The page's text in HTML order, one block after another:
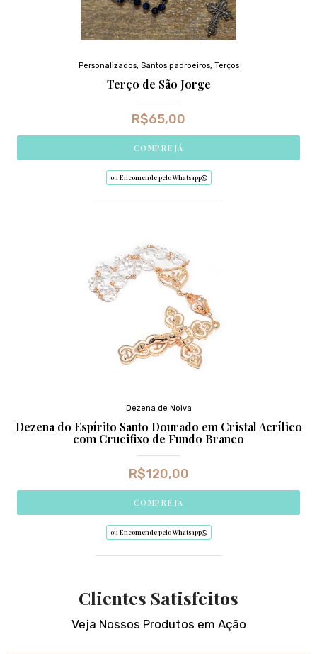
Personalizados, Santos padroeiros, Terços
Terço de São Jorge
R$65,00
COMPRE JÁ
ou Encomende pelo Whatsapp
Dezena de Noiva
Dezena do Espírito Santo Dourado em Cristal Acrílico
com Crucifixo de Fundo Branco
R$120,00
COMPRE JÁ
ou Encomende pelo Whatsapp
Clientes Satisfeitos
Veja Nossos Produtos em Ação